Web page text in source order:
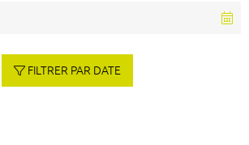
FILTRER PAR DATE